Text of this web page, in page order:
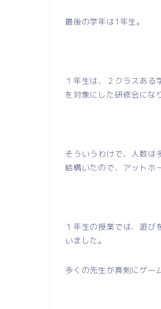
最後の学年は1年生。
１年生は、２クラスある
を対象にした研修会にな
そういうわけで、人数は
結構いたので、アットホ
１年生の授業では、遊
いました。
多くの先生が真剣にゲー